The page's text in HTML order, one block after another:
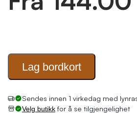
Lag bordkort
Velg butikkfor å se tilgjengelighet